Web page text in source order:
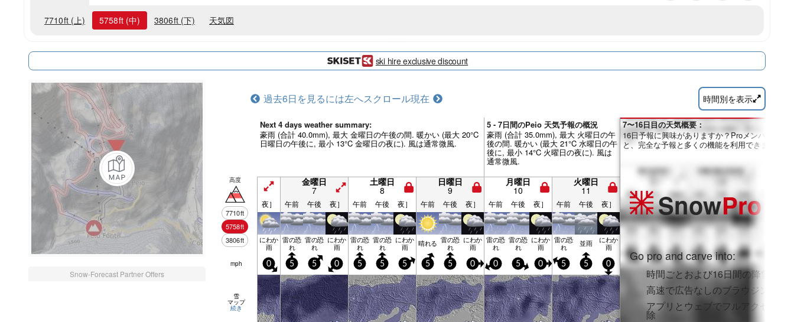
7710ft (上) 5758ft (中) 3806ft (下) 天気図
ski hire exclusive discount
Snow-Forecast Partner Offers
過去6日を見るには左へスクロール現在 時間別を表示
Next 4 days weather summary:
豪雨 (合計 40.0mm), 最大 金曜日の午後の間. 暖かい (最大 20°C
日曜日の午後に, 最小 13°C 金曜日の夜に). 風は通常微風.
5 - 7日間のPeio 天気予報の概況
豪雨 (合計 35.0mm), 最大 火曜日の午
後の間. 暖かい (最大 21°C 水曜日の午
後に, 最小 14°C 火曜日の夜に). 風は
通常微風.
高度
7710ft
5758ft
3806ft
金曜日
7
土曜日
8
日曜日
9
月曜日
10
火曜日
11
夜］ 午前 午後 夜］ 午前 午後 夜］ 午前 午後 夜］ 午前 午後 夜］ 午前 午後 夜］
にわか
雨
雷の恐
れ
雷の恐
れ
にわか
雨
雷の恐
れ
雷の恐
れ
にわか
雨 晴れる 雷の恐
れ
にわか
雨
雷の恐
れ
雷の恐
れ
にわか
雨
雷の恐
れ 並雨 にわか
雨
mph 0 5 5 0 5 5 5 5 5 0 0 5 0 5 5 0
雪
マップ
続き
7〜16日目の天気概要：
16日予報に興味がありますか？Proメンバーにな
と、完全な予報と多くの機能を利用できます。
SnowPro
Go pro and carve into:
時間ごとおよび16日間の降雪予報
高速で広告なしのブラウジング
アプリとウェブでフルアクセスを
除